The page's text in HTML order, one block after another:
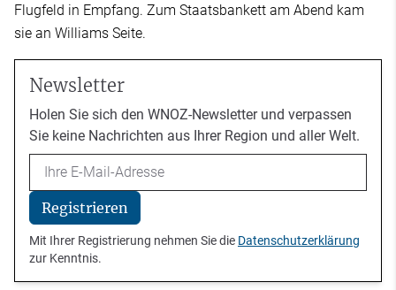
Flugfeld in Empfang. Zum Staatsbankett am Abend kam
sie an Williams Seite.
Newsletter
Holen Sie sich den WNOZ-Newsletter und verpassen
Sie keine Nachrichten aus Ihrer Region und aller Welt.
Email
Registrieren
Mit Ihrer Registrierung nehmen Sie die Datenschutzerklärung
zur Kenntnis.